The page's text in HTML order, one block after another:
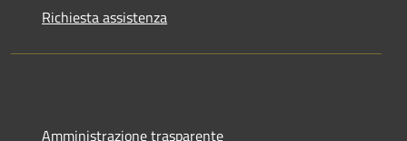
Richiesta assistenza
Amministrazione trasparente